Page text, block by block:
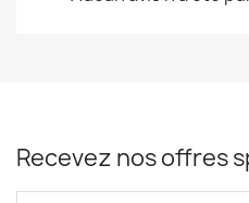
Recevez nos offres